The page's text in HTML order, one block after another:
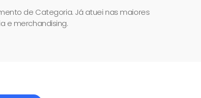
de Categoria. Já atuei nas maiores
e merchandising.